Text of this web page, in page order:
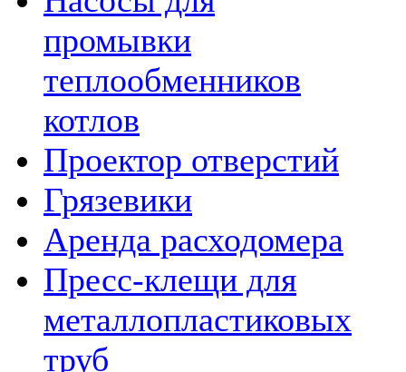
промывки
теплообменников
котлов
Проектор отверстий
Грязевики
Аренда расходомера
Пресс-клещи для
металлопластиковых
труб